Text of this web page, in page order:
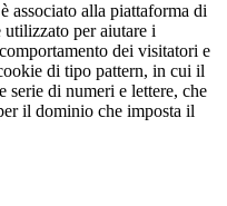
associato alla piattaforma di
per aiutare i
dei visitatori e
di tipo pattern, in cui il
serie di numeri e lettere, che
il dominio che imposta il